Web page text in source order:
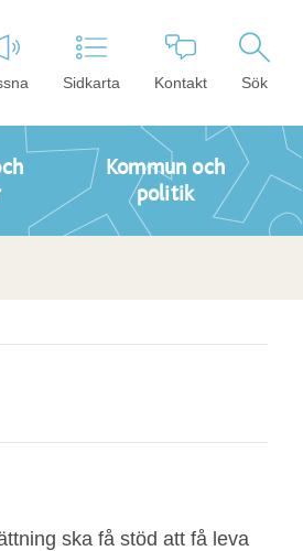
Sidkarta Kontakt Sök
Kommun och
politik
ska få stöd att få leva